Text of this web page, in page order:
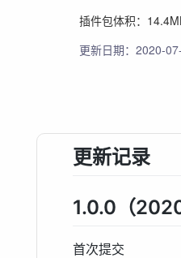
插件包体积：
更新日期：2020-
更新记录
1.0.0（
首次提交